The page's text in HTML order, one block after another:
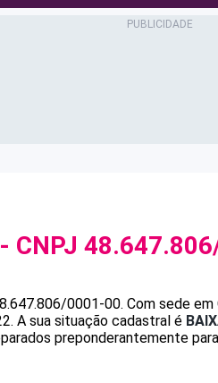
- CNPJ
0001-00. Com sede em
A sua situação cadastral é
preponderantemente